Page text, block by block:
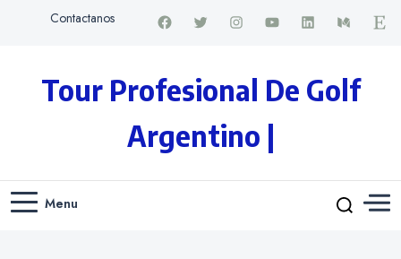
Contactanos
Tour Profesional De Golf
Argentino |
Menu